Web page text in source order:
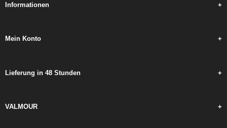
Informationen +
Mein Konto +
Lieferung in 48 Stunden +
VALMOUR +